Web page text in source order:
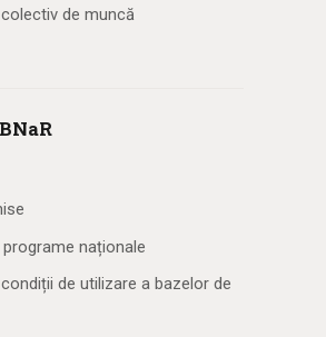
de muncă
naționale
de utilizare a bazelor de